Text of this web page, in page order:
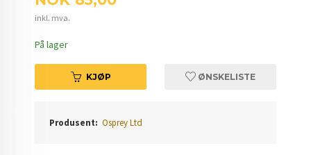
inkl. mva.
På lager
KJØP ØNSKELISTE
Produsent: Osprey Ltd